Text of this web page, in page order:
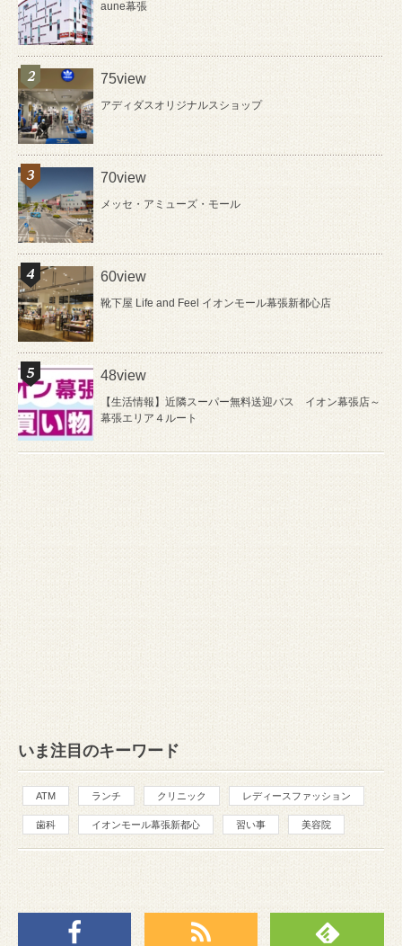
aune幕張
75view
アディダスオリジナルスショップ
70view
メッセ・アミューズ・モール
60view
靴下屋 Life and Feel イオンモール幕張新都心店
48view
【生活情報】近隣スーパー無料送迎バス イオン幕張店～
幕張エリア４ルート
いま注目のキーワード
ATM ランチ クリニック レディースファッション
歯科 イオンモール幕張新都心 習い事 美容院